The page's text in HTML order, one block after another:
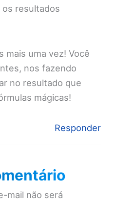
os resultados
mais uma vez! Você
nos fazendo
no resultado que
mágicas!
Responder
mail não será